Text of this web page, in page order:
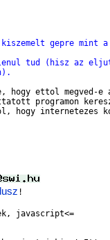
gepre mint
tud (hisz az
hogy ettol megved-e
programon
hogy internetezes
!
javascript<=